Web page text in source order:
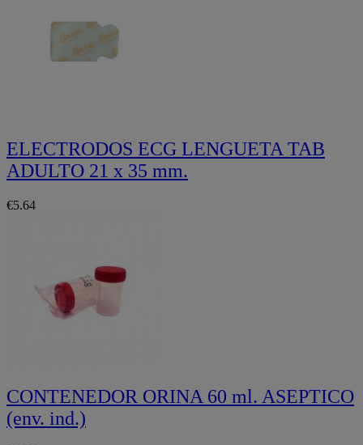
ELECTRODOS ECG LENGUETA TAB
ADULTO 21 x 35 mm.
€5.64
CONTENEDOR ORINA 60 ml. ASEPTICO
(env. ind.)